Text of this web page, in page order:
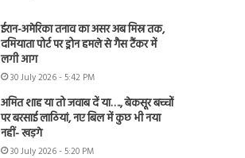
ईरान-अमेरिका तनाव का असर अब मिस्र तक,
दमियाता पोर्ट पर ड्रोन हमले से गैस टैंकर में
लगी आग
30 July 2026 - 5:42 PM
अमित शाह या तो जवाब दें या…., बेकसूर बच्चों
पर बरसाई लाठियां, नए बिल में कुछ भी नया
नहीं- खड़गे
30 July 2026 - 5:20 PM